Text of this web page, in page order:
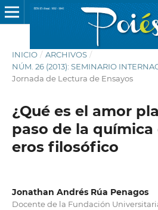
INICIO / ARCHIVOS /
NÚM. 26 (2013): SEMINARIO
Jornada de Lectura de Ensayos
¿Qué es el amor
paso de la química
eros filosófico
Jonathan Andrés Rúa Penagos
Docente de la Fundación